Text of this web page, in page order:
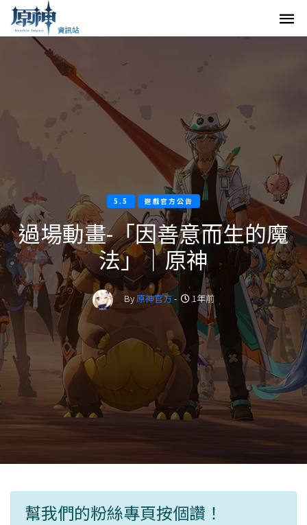
5.5 遊戲官方公告
過場動畫-「因善意而生的魔
法」｜原神
By原神官方- 1年前
幫我們的粉絲專頁按個讚！